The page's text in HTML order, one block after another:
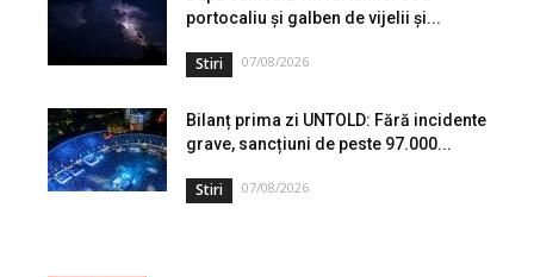
portocaliu și galben de vijelii și...
Stiri 07/08/2026
Bilanț prima zi UNTOLD: Fără incidente
grave, sancțiuni de peste 97.000...
Stiri 07/08/2026